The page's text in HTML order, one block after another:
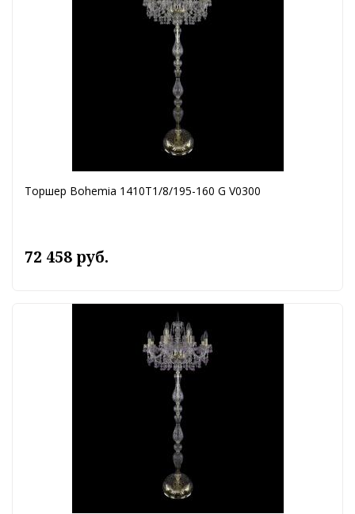
Торшер Bohemia 1410T1/8/195-160 G V0300
72 458 руб.